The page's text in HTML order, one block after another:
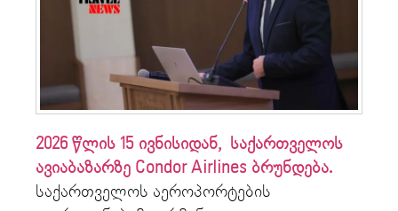
2026 წლის 15 ივნისიდან, საქართველოს
ავიაბაზარზე Condor Airlines ბრუნდება.
საქართველოს აეროპორტების